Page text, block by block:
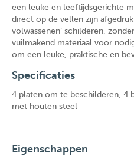
een leuke en leeftijdsgerichte
direct op de vellen zijn
volwassenen’ schilderen,
vuilmakend materiaal voor
om een leuke, praktische en
Specificaties
4 platen om te beschilderen, 4
met houten steel
Eigenschappen